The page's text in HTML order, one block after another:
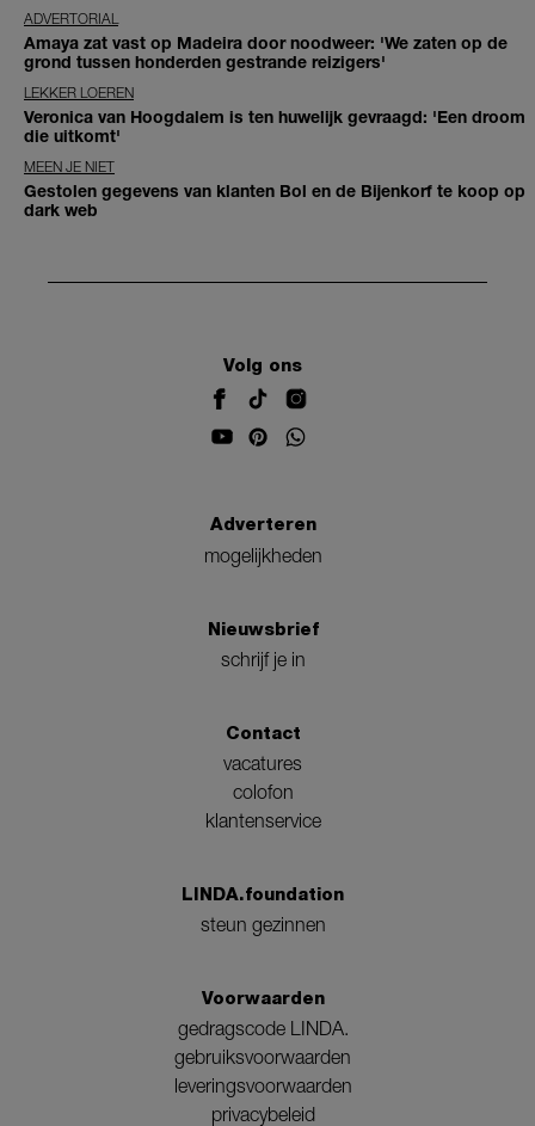
ADVERTORIAL
Amaya zat vast op Madeira door noodweer: 'We zaten op de
grond tussen honderden gestrande reizigers'
LEKKER LOEREN
Veronica van Hoogdalem is ten huwelijk gevraagd: 'Een droom
die uitkomt'
MEEN JE NIET
Gestolen gegevens van klanten Bol en de Bijenkorf te koop op
dark web
Volg ons
Adverteren
mogelijkheden
Nieuwsbrief
schrijf je in
Contact
vacatures
colofon
klantenservice
LINDA.foundation
steun gezinnen
Voorwaarden
gedragscode LINDA.
gebruiksvoorwaarden
leveringsvoorwaarden
privacybeleid